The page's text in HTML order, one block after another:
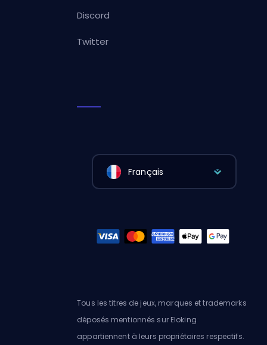
Discord
Twitter
Français
Tous les titres de jeux, marques et trademarks
déposés mentionnés sur Eloking
appartiennent à leurs propriétaires respectifs.